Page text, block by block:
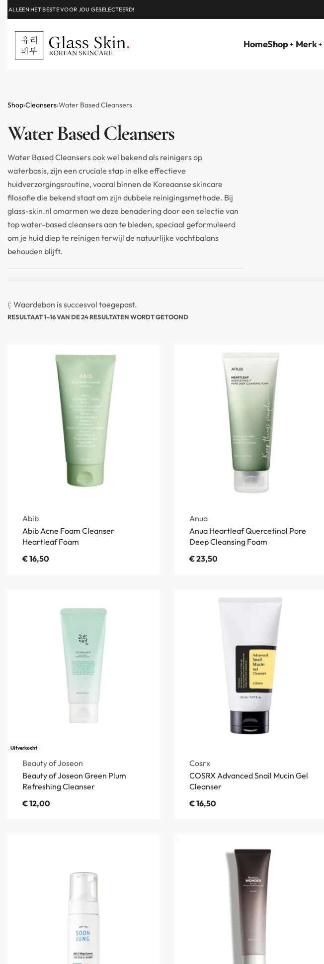
ALLEEN HET BESTE VOOR JOU GESELECTEERD!
HomeShop Merk
Shop›Cleansers›Water Based Cleansers
Water Based Cleansers
Water Based Cleansers ook wel bekend als reinigers op
waterbasis, zijn een cruciale stap in elke effectieve
huidverzorgingsroutine, vooral binnen de Koreaanse skincare
filosofie die bekend staat om zijn dubbele reinigingsmethode. Bij
glass-skin.nl omarmen we deze benadering door een selectie van
top water-based cleansers aan te bieden, speciaal geformuleerd
om je huid diep te reinigen terwijl de natuurlijke vochtbalans
behouden blijft.
Waardebon is succesvol toegepast.
RESULTAAT 1–16 VAN DE 24 RESULTATEN WORDT GETOOND
Abib
Abib Acne Foam Cleanser
Heartleaf Foam
€16,50
Anua
Anua Heartleaf Quercetinol Pore
Deep Cleansing Foam
€23,50
Uitverkocht
Beauty of Joseon
Beauty of Joseon Green Plum
Refreshing Cleanser
€12,00
Cosrx
COSRX Advanced Snail Mucin Gel
Cleanser
€16,50